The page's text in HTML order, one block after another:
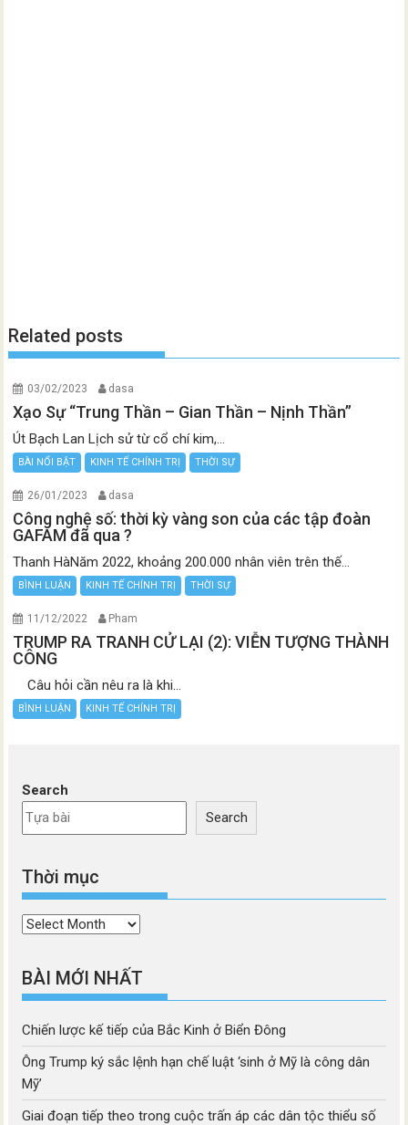
Related posts
03/02/2023 dasa
Xạo Sự “Trung Thần – Gian Thần – Nịnh Thần”
Út Bạch Lan Lịch sử từ cổ chí kim,...
BÀI NỔI BẬT KINH TẾ CHÍNH TRỊ THỜI SỰ
26/01/2023 dasa
Công nghệ số: thời kỳ vàng son của các tập đoàn
GAFAM đã qua ?
Thanh HàNăm 2022, khoảng 200.000 nhân viên trên thế...
BÌNH LUẬN KINH TẾ CHÍNH TRỊ THỜI SỰ
11/12/2022 Pham
TRUMP RA TRANH CỬ LẠI (2): VIỄN TƯỢNG THÀNH
CÔNG
Câu hỏi cần nêu ra là khi...
BÌNH LUẬN KINH TẾ CHÍNH TRỊ
Search
Search
Thời mục
Thời
BÀI MỚI NHẤT
Chiến lược kế tiếp của Bắc Kinh ở Biển Đông
Ông Trump ký sắc lệnh hạn chế luật ‘sinh ở Mỹ là công dân
Mỹ’
Giai đoạn tiếp theo trong cuộc trấn áp các dân tộc thiểu số